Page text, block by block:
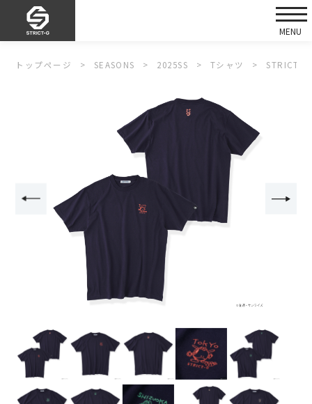
トップページ SEASONS 2025SS Tシャツ STRICT-